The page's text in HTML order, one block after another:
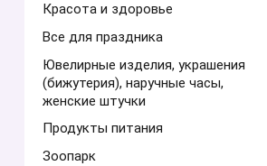
Красота и здоровье
Все для праздника
Ювелирные изделия, украшения
(бижутерия), наручные часы,
женские штучки
Продукты питания
Зоопарк